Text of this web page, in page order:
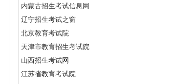
内蒙古招生考试信息网
辽宁招生考试之窗
北京教育考试院
天津市教育招生考试院
山西招生考试网
江苏省教育考试院